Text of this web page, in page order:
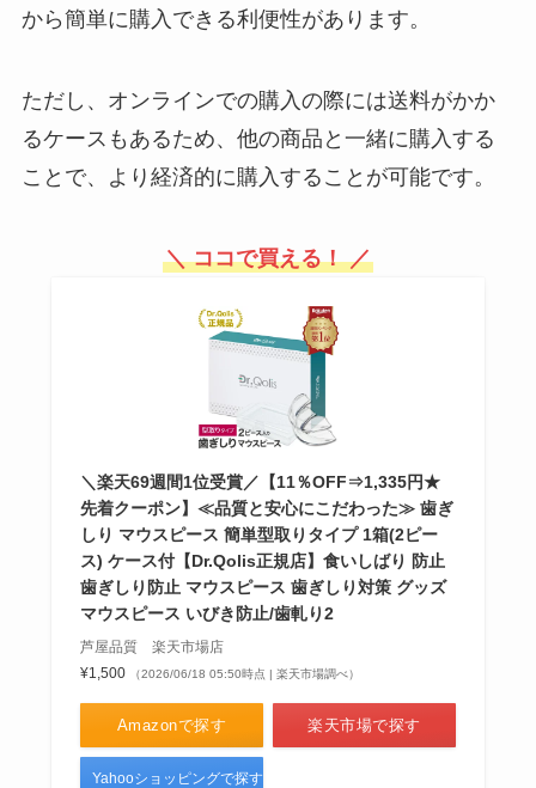
日本代表ユニフォームはどこで買
える？名前入れは出来るの？グッ
ズは当日試合会場で売ってる？
資生堂のシンクロスキンが販売終
cancamの特別版はどこで買え
る？コンビニに売ってる？本屋で
から簡単に購入できる利便性があります。
ただし、オンラインでの購入の際には送料がかか
るケースもあるため、他の商品と一緒に購入する
ことで、より経済的に購入することが可能です。
＼ ココで買える！ ／
＼楽天69週間1位受賞／【11％OFF⇒1,335円★
先着クーポン】≪品質と安心にこだわった≫ 歯ぎ
しり マウスピース 簡単型取りタイプ 1箱(2ピー
ス) ケース付【Dr.Qolis正規店】食いしばり 防止
歯ぎしり防止 マウスピース 歯ぎしり対策 グッズ
マウスピース いびき防止/歯軋り2
芦屋品質 楽天市場店
¥1,500
（2026/06/18 05:50時点 | 楽天市場調べ）
Amazonで探す 楽天市場で探す
Yahooショッピングで探す